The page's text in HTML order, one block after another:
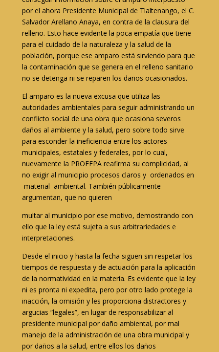
por el ahora Presidente Municipal de Tlaltenango, el C.
Salvador Arellano Anaya, en contra de la clausura del
relleno. Esto hace evidente la poca empatía que tiene
para el cuidado de la naturaleza y la salud de la
población, porque ese amparo está sirviendo para que
la contaminación que se genera en el relleno sanitario
no se detenga ni se reparen los daños ocasionados.
El amparo es la nueva excusa que utiliza las
autoridades ambientales para seguir administrando un
conflicto social de una obra que ocasiona severos
daños al ambiente y la salud, pero sobre todo sirve
para esconder la ineficiencia entre los actores
municipales, estatales y federales, por lo cual,
nuevamente la PROFEPA reafirma su complicidad, al
no exigir al municipio procesos claros y ordenados en
material ambiental. También públicamente
argumentan, que no quieren
multar al municipio por ese motivo, demostrando con
ello que la ley está sujeta a sus arbitrariedades e
interpretaciones.
Desde el inicio y hasta la fecha siguen sin respetar los
tiempos de respuesta y de actuación para la aplicación
de la normatividad en la materia. Es evidente que la ley
ni es pronta ni expedita, pero por otro lado protege la
inacción, la omisión y les proporciona distractores y
argucias “legales”, en lugar de responsabilizar al
presidente municipal por daño ambiental, por mal
manejo de la administración de una obra municipal y
por daños a la salud, entre ellos los daños